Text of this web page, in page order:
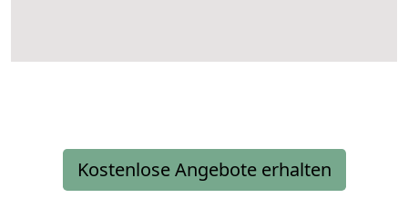
Kostenlose Angebote erhalten